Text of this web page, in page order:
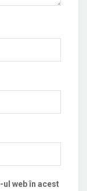
web în acest